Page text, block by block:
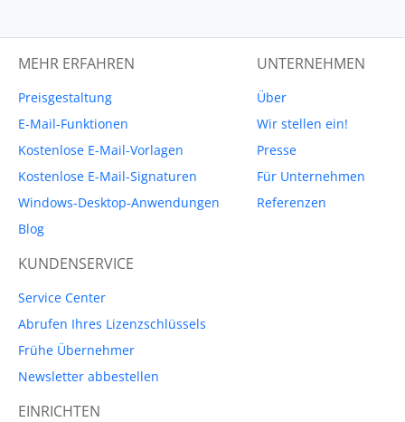
MEHR ERFAHREN
Preisgestaltung
E-Mail-Funktionen
Kostenlose E-Mail-Vorlagen
Kostenlose E-Mail-Signaturen
Windows-Desktop-Anwendungen
Blog
UNTERNEHMEN
Über
Wir stellen ein!
Presse
Für Unternehmen
Referenzen
KUNDENSERVICE
Service Center
Abrufen Ihres Lizenzschlüssels
Frühe Übernehmer
Newsletter abbestellen
EINRICHTEN